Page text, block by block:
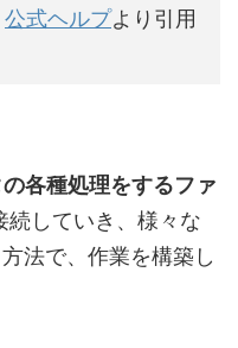
公式ヘルプより引用
各種処理をするファ
続していき、様々な
法で、作業を構築し